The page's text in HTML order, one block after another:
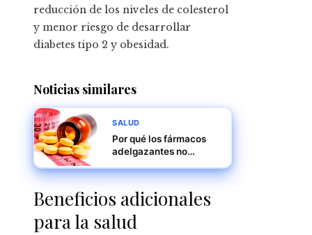
reducción de los niveles de colesterol
y menor riesgo de desarrollar
diabetes tipo 2 y obesidad.
Noticias similares
SALUD
Por qué los fármacos
adelgazantes no
todos: cómo afecta la
hambre ansiosa
Beneficios adicionales
para la salud